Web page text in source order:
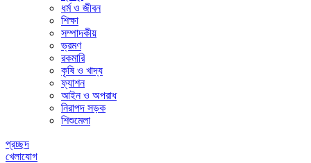
ধর্ম ও জীবন
শিক্ষা
সম্পাদকীয়
ভ্রমণ
রকমারি
কৃষি ও খাদ্য
ফ্যাশন
আইন ও অপরাধ
নিরাপদ সড়ক
শিশুমেলা
প্রচ্ছদ
খেলাযোগ